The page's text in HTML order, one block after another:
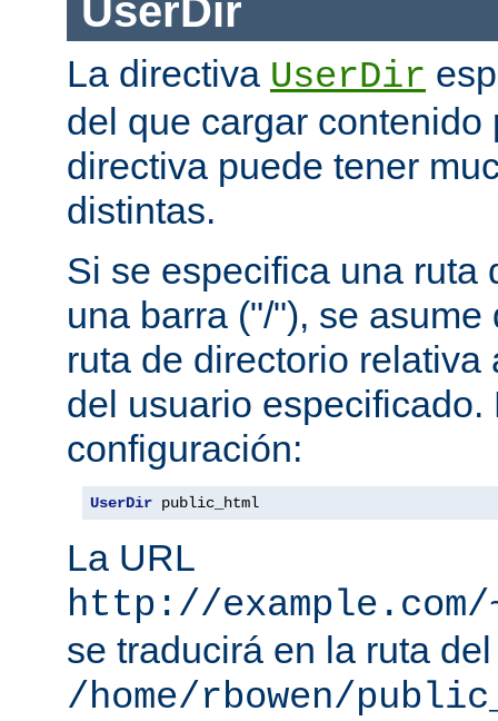
UserDir
La directiva UserDir
del que cargar contenido
directiva puede tener
distintas.
Si se especifica una ruta
una barra ("/"), se
ruta de directorio relativa
del usuario especificado.
configuración:
UserDir public_html
La URL
http://
se traducirá en la ruta
/home/rbowen/